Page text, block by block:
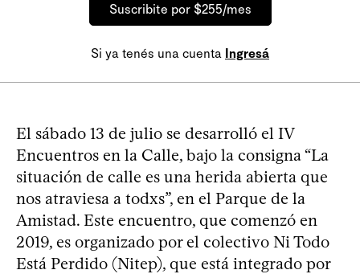
Suscribite por $255/mes
Si ya tenés una cuenta Ingresá
El sábado 13 de julio se desarrolló el IV
Encuentros en la Calle, bajo la consigna “La
situación de calle es una herida abierta que
nos atraviesa a todxs”, en el Parque de la
Amistad. Este encuentro, que comenzó en
2019, es organizado por el colectivo Ni Todo
Está Perdido (Nitep), que está integrado por